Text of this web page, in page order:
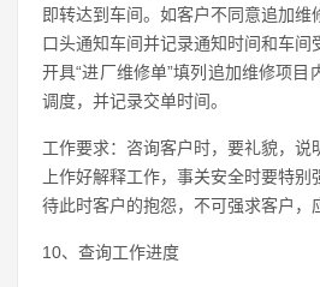
即转达到车间。如客户不同意追加维
口头通知车间并记录通知时间和车间
开具“进厂维修单”填列追加维修项目
调度，并记录交单时间。
工作要求：咨询客户时，要礼貌，说
上作好解释工作，事关安全时要特
待此时客户的抱怨，不可强求客户，
10、查询工作进度